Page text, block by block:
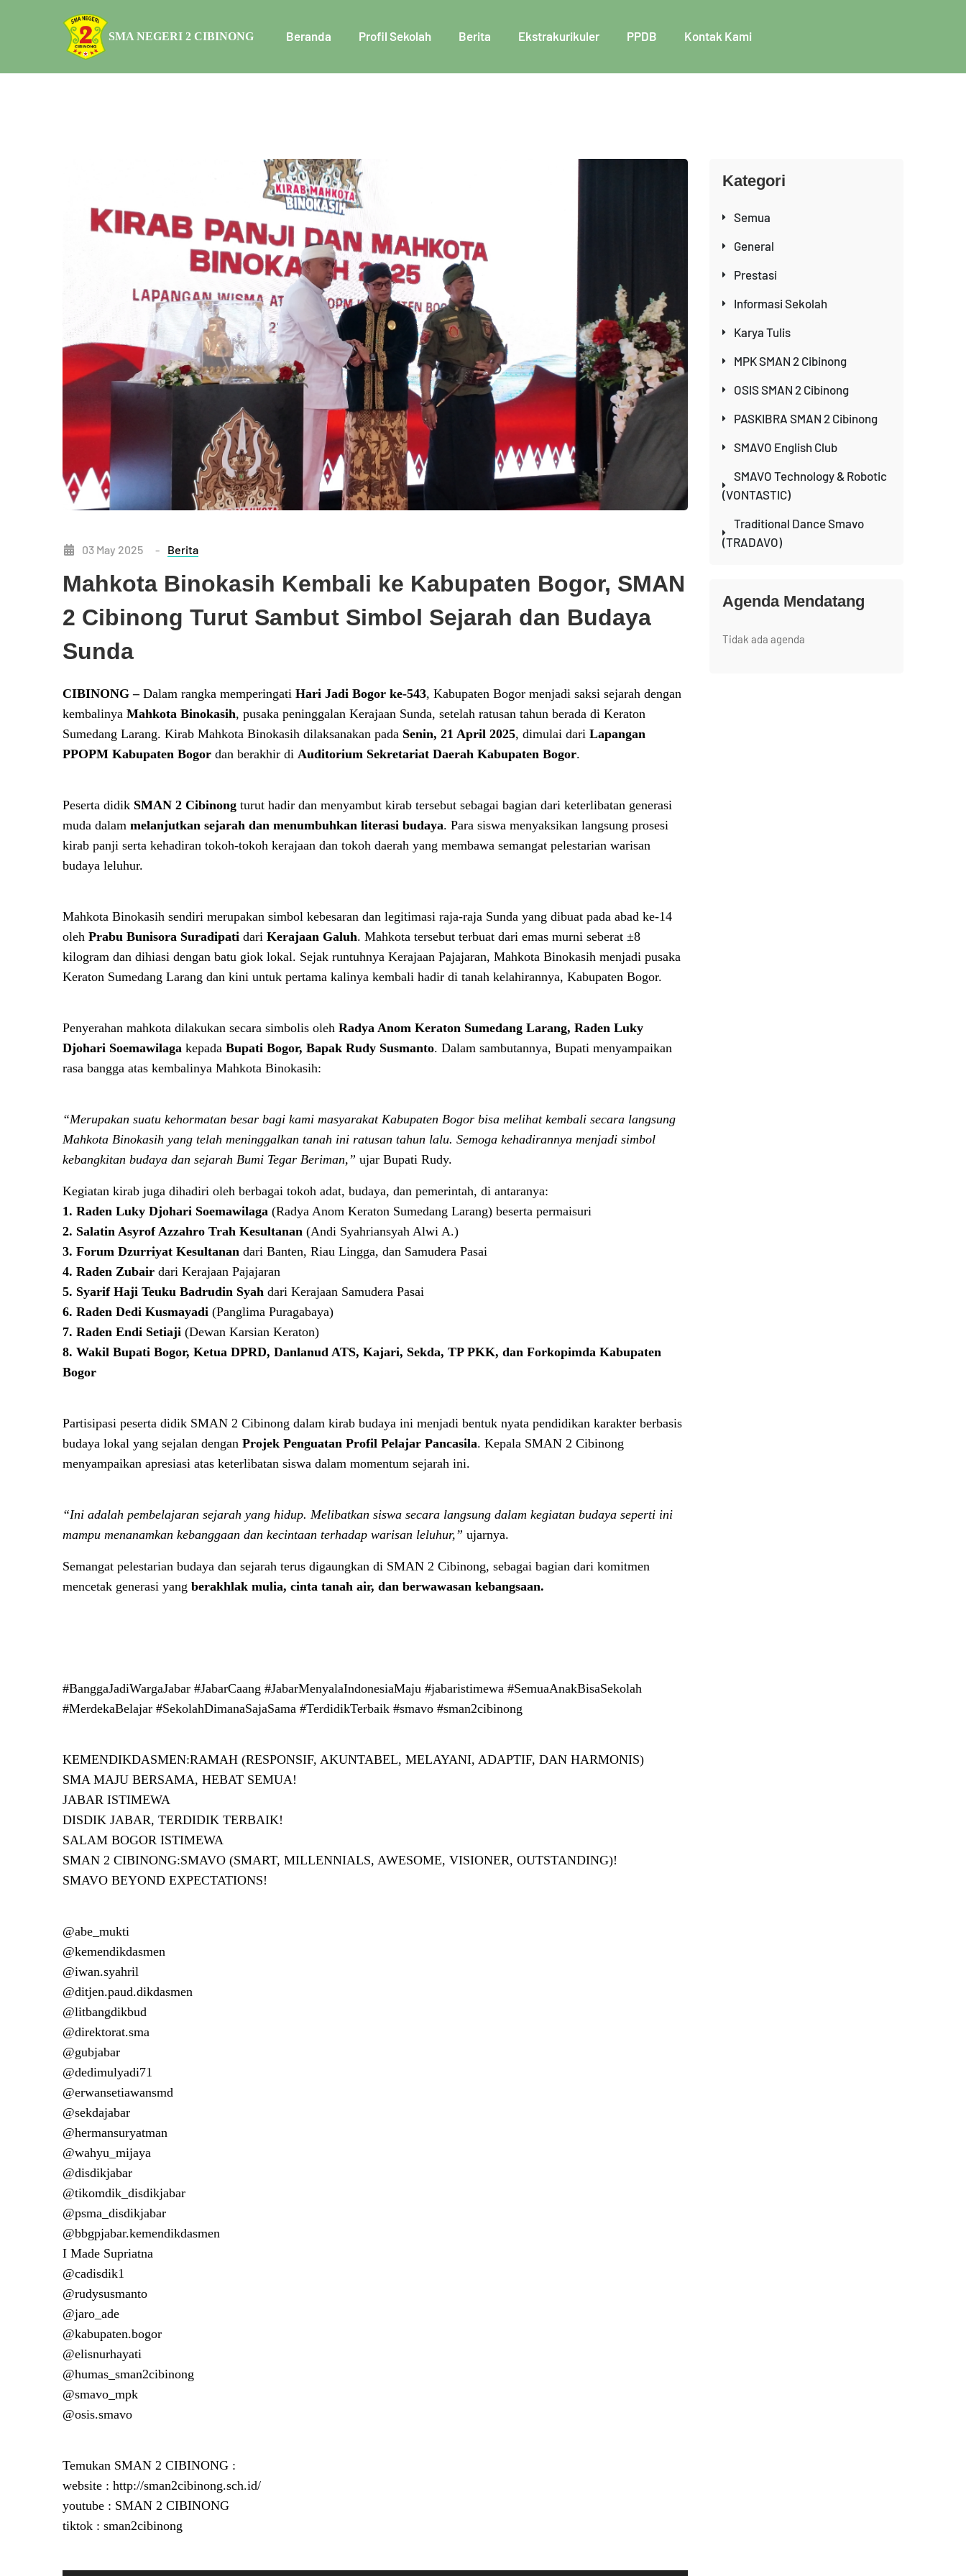
SMA NEGERI 2 CIBINONG Beranda Profil Sekolah Berita Ekstrakurikuler PPDB Kontak Kami
03 May 2025 - Berita
Mahkota Binokasih Kembali ke Kabupaten Bogor, SMAN
2 Cibinong Turut Sambut Simbol Sejarah dan Budaya
Sunda
CIBINONG –Dalam rangka memperingati Hari Jadi Bogor ke-543, Kabupaten Bogor menjadi saksi sejarah dengan
kembalinya Mahkota Binokasih, pusaka peninggalan Kerajaan Sunda, setelah ratusan tahun berada di Keraton
Sumedang Larang. Kirab Mahkota Binokasih dilaksanakan pada Senin, 21 April 2025, dimulai dari Lapangan
PPOPM Kabupaten Bogor dan berakhir di Auditorium Sekretariat Daerah Kabupaten Bogor.
Peserta didik SMAN 2 Cibinong turut hadir dan menyambut kirab tersebut sebagai bagian dari keterlibatan generasi
muda dalam melanjutkan sejarah dan menumbuhkan literasi budaya. Para siswa menyaksikan langsung prosesi
kirab panji serta kehadiran tokoh-tokoh kerajaan dan tokoh daerah yang membawa semangat pelestarian warisan
budaya leluhur.
Mahkota Binokasih sendiri merupakan simbol kebesaran dan legitimasi raja-raja Sunda yang dibuat pada abad ke-14
oleh Prabu Bunisora Suradipati dari Kerajaan Galuh. Mahkota tersebut terbuat dari emas murni seberat ±8
kilogram dan dihiasi dengan batu giok lokal. Sejak runtuhnya Kerajaan Pajajaran, Mahkota Binokasih menjadi pusaka
Keraton Sumedang Larang dan kini untuk pertama kalinya kembali hadir di tanah kelahirannya, Kabupaten Bogor.
Penyerahan mahkota dilakukan secara simbolis oleh Radya Anom Keraton Sumedang Larang, Raden Luky
Djohari Soemawilaga kepada Bupati Bogor, Bapak Rudy Susmanto. Dalam sambutannya, Bupati menyampaikan
rasa bangga atas kembalinya Mahkota Binokasih:
“Merupakan suatu kehormatan besar bagi kami masyarakat Kabupaten Bogor bisa melihat kembali secara langsung
Mahkota Binokasih yang telah meninggalkan tanah ini ratusan tahun lalu. Semoga kehadirannya menjadi simbol
kebangkitan budaya dan sejarah Bumi Tegar Beriman,” ujar Bupati Rudy.
Kegiatan kirab juga dihadiri oleh berbagai tokoh adat, budaya, dan pemerintah, di antaranya:
1. Raden Luky Djohari Soemawilaga (Radya Anom Keraton Sumedang Larang) beserta permaisuri
2. Salatin Asyrof Azzahro Trah Kesultanan (Andi Syahriansyah Alwi A.)
3. Forum Dzurriyat Kesultanan dari Banten, Riau Lingga, dan Samudera Pasai
4. Raden Zubair dari Kerajaan Pajajaran
5. Syarif Haji Teuku Badrudin Syah dari Kerajaan Samudera Pasai
6. Raden Dedi Kusmayadi (Panglima Puragabaya)
7. Raden Endi Setiaji (Dewan Karsian Keraton)
8. Wakil Bupati Bogor, Ketua DPRD, Danlanud ATS, Kajari, Sekda, TP PKK, dan Forkopimda Kabupaten
Bogor
Partisipasi peserta didik SMAN 2 Cibinong dalam kirab budaya ini menjadi bentuk nyata pendidikan karakter berbasis
budaya lokal yang sejalan dengan Projek Penguatan Profil Pelajar Pancasila. Kepala SMAN 2 Cibinong
menyampaikan apresiasi atas keterlibatan siswa dalam momentum sejarah ini.
“Ini adalah pembelajaran sejarah yang hidup. Melibatkan siswa secara langsung dalam kegiatan budaya seperti ini
mampu menanamkan kebanggaan dan kecintaan terhadap warisan leluhur,” ujarnya.
Semangat pelestarian budaya dan sejarah terus digaungkan di SMAN 2 Cibinong, sebagai bagian dari komitmen
mencetak generasi yang berakhlak mulia, cinta tanah air, dan berwawasan kebangsaan.
#BanggaJadiWargaJabar #JabarCaang #JabarMenyalaIndonesiaMaju #jabaristimewa #SemuaAnakBisaSekolah
#MerdekaBelajar #SekolahDimanaSajaSama #TerdidikTerbaik #smavo #sman2cibinong
KEMENDIKDASMEN:RAMAH (RESPONSIF, AKUNTABEL, MELAYANI, ADAPTIF, DAN HARMONIS)
SMA MAJU BERSAMA, HEBAT SEMUA!
JABAR ISTIMEWA
DISDIK JABAR, TERDIDIK TERBAIK!
SALAM BOGOR ISTIMEWA
SMAN 2 CIBINONG:SMAVO (SMART, MILLENNIALS, AWESOME, VISIONER, OUTSTANDING)!
SMAVO BEYOND EXPECTATIONS!
@abe_mukti
@kemendikdasmen
@iwan.syahril
@ditjen.paud.dikdasmen
@litbangdikbud
@direktorat.sma
@gubjabar
@dedimulyadi71
@erwansetiawansmd
@sekdajabar
@hermansuryatman
@wahyu_mijaya
@disdikjabar
@tikomdik_disdikjabar
@psma_disdikjabar
@bbgpjabar.kemendikdasmen
I Made Supriatna
@cadisdik1
@rudysusmanto
@jaro_ade
@kabupaten.bogor
@elisnurhayati
@humas_sman2cibinong
@smavo_mpk
@osis.smavo
Temukan SMAN 2 CIBINONG :
website : http://sman2cibinong.sch.id/
youtube : SMAN 2 CIBINONG
tiktok : sman2cibinong
Kategori
Semua
General
Prestasi
Informasi Sekolah
Karya Tulis
MPK SMAN 2 Cibinong
OSIS SMAN 2 Cibinong
PASKIBRA SMAN 2 Cibinong
SMAVO English Club
SMAVO Technology & Robotic
(VONTASTIC)
Traditional Dance Smavo
(TRADAVO)
Agenda Mendatang
Tidak ada agenda